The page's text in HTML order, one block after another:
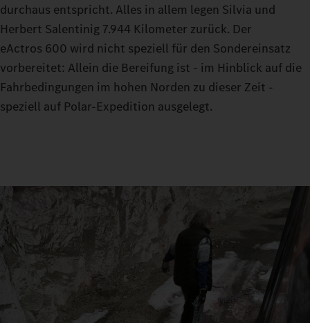
durchaus entspricht. Alles in allem legen Silvia und
Herbert Salentinig 7.944 Kilometer zurück. Der
eActros 600 wird nicht speziell für den Sondereinsatz
vorbereitet: Allein die Bereifung ist - im Hinblick auf die
Fahrbedingungen im hohen Norden zu dieser Zeit -
speziell auf Polar-Expedition ausgelegt.